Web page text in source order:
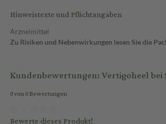
Hinweistexte und Pflichtangaben
Arzneimittel
Zu Risiken und Nebenwirkungen lesen Sie die
Kundenbewertungen: Vertigoheel
0 von 0 Bewertungen
Bewerte dieses Produkt!